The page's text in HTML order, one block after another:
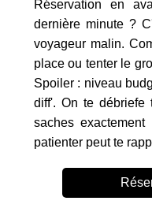
Réservation en
dernière minute ?
voyageur malin.
place ou tenter le
Spoiler : niveau
diff'. On te
saches
patienter peut te